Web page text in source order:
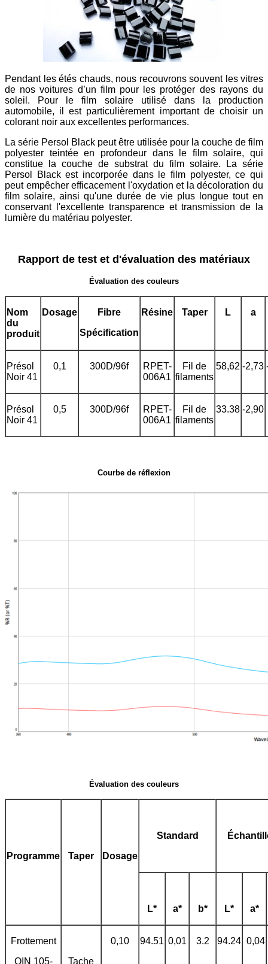
Pendant les étés chauds, nous recouvrons souvent les vitres
de nos voitures d’un film pour les protéger des rayons du
soleil. Pour le film solaire utilisé dans la production
automobile, il est particulièrement important de choisir un
colorant noir aux excellentes performances.
La série Persol Black peut être utilisée pour la couche de film
polyester teintée en profondeur dans le film solaire, qui
constitue la couche de substrat du film solaire. La série
Persol Black est incorporée dans le film polyester, ce qui
peut empêcher efficacement l'oxydation et la décoloration du
film solaire, ainsi qu'une durée de vie plus longue tout en
conservant l'excellente transparence et transmission de la
lumière du matériau polyester.
Rapport de test et d'évaluation des matériaux
Évaluation des couleurs
Nom
du
produit
Dosage
Fibre
Spécification
Résine Taper L a
Présol
Noir 41
0,1 300D/96f
RPET-
006A1
Fil de
filaments
58,62 -2,73
Présol
Noir 41
0,5 300D/96f
RPET-
006A1
Fil de
filaments
33.38 -2,90
Courbe de réflexion
Évaluation des couleurs
Programme Taper Dosage
Standard
L* a* b* L* a*
Frottement
OIN 105-
Tache
0,10 94.51 0,01 3.2 94.24 0,04